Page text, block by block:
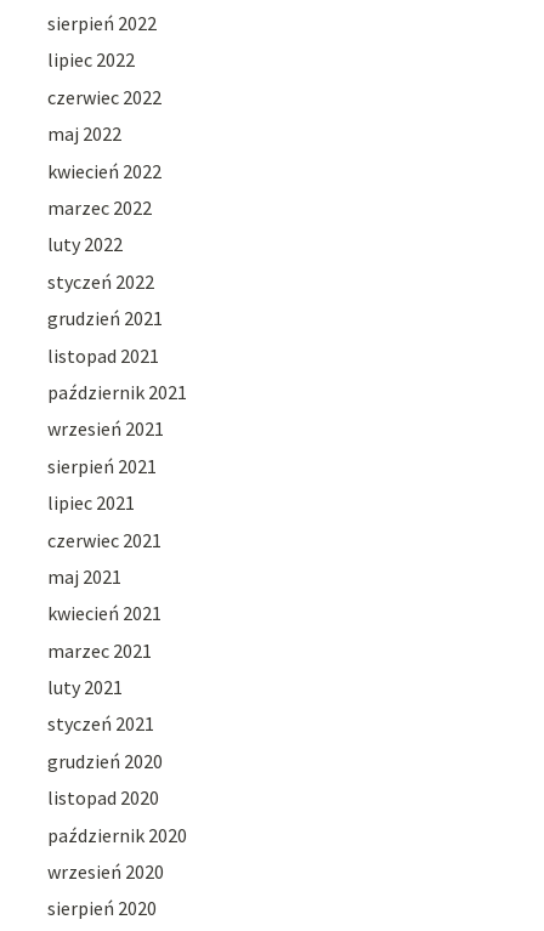
sierpień 2022
lipiec 2022
czerwiec 2022
maj 2022
kwiecień 2022
marzec 2022
luty 2022
styczeń 2022
grudzień 2021
listopad 2021
październik 2021
wrzesień 2021
sierpień 2021
lipiec 2021
czerwiec 2021
maj 2021
kwiecień 2021
marzec 2021
luty 2021
styczeń 2021
grudzień 2020
listopad 2020
październik 2020
wrzesień 2020
sierpień 2020